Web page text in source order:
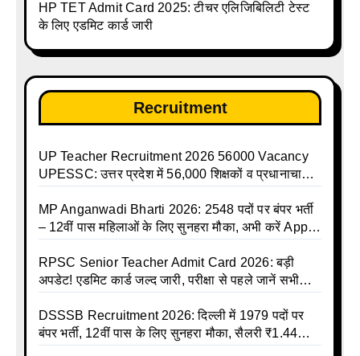
talika | Sarkari Avkash Talika | Up Holidays List |
Holidays Calendar
HP TET Admit Card 2025: टीचर एलिजिबिलिटी टेस्ट
के लिए एडमिट कार्ड जारी
Recruitment
UP Teacher Recruitment 2026 56000 Vacancy
UPESSC: उत्तर प्रदेश में 56,000 शिक्षकों व प्रधानाचार्यों
MP Anganwadi Bharti 2026: 2548 पदों पर बंपर भर्ती
– 12वीं पास महिलाओं के लिए सुनहरा मौका, अभी करें Apply
RPSC Senior Teacher Admit Card 2026: बड़ी
अपडेट! एडमिट कार्ड जल्द जारी, परीक्षा से पहले जानें सभी
DSSSB Recruitment 2026: दिल्ली में 1979 पदों पर
बंपर भर्ती, 12वीं पास के लिए सुनहरा मौका, सैलरी ₹1.44